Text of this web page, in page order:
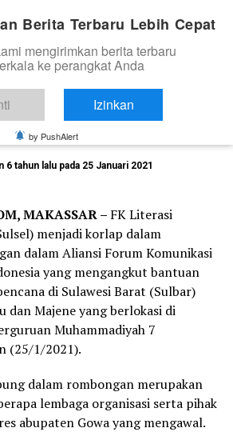
FK Literasi Sulsel
ke Korban Gempa
6 tahun lalu pada 25 Januari 2021
MAKASSAR – FK Literasi
menjadi korlap dalam
dalam Aliansi Forum Komunikasi
yang mengangkut bantuan
di Sulawesi Barat (Sulbar)
dan Majene yang berlokasi di
Muhammadiyah 7
(25/1/2021).
dalam rombongan merupakan
lembaga organisasi serta pihak
abupaten Gowa yang mengawal.
Berita Terbaru Lebih Cepat
mengirimkan berita terbaru
ke perangkat Anda
Izinkan
by PushAlert